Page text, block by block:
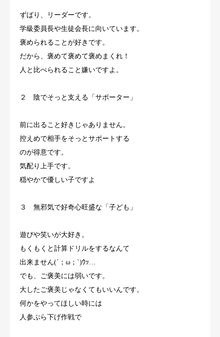
ずばり、リーダーです。
学級委員長や生徒会長に向いています。
褒められることが好きです。
だから、褒めて褒めて褒めまくれ！
人と比べられること嫌いですよ。
２ 陰でそっと支える「サポーター」
前に出ること好きじゃありません。
控えめで相手をそっとサポートする
のが得意です。
気配り上手です。
穏やかで優しい子ですよ
３ 無邪気で好奇心旺盛な「子ども」
遊びや笑いが大好き。
もくもくと計算ドリルをするなんて
出来ません(´；ω；`)ｳｯ…
でも、ご褒美には弱いです。
大したご褒美じゃなくてもいいんです。
何かをやってほしい時には
人参ぶら下げ作戦で